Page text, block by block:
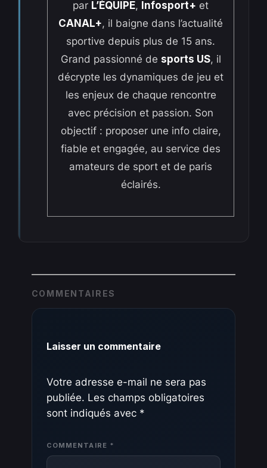
par L’ÉQUIPE, Infosport+ et
CANAL+, il baigne dans l’actualité
sportive depuis plus de 15 ans.
Grand passionné de sports US, il
décrypte les dynamiques de jeu et
les enjeux de chaque rencontre
avec précision et passion. Son
objectif : proposer une info claire,
fiable et engagée, au service des
amateurs de sport et de paris
éclairés.
COMMENTAIRES
Laisser un commentaire
Votre adresse e-mail ne sera pas
publiée. Les champs obligatoires
sont indiqués avec *
COMMENTAIRE *